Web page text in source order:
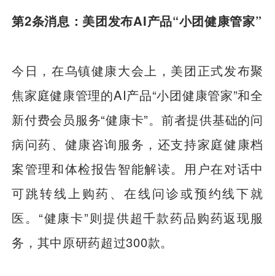
第2条消息：美团发布AI产品“小团健康管家”
今日，在乌镇健康大会上，美团正式发布聚
焦家庭健康管理的AI产品“小团健康管家”和全
新付费会员服务“健康卡”。前者提供基础的问
病问药、健康咨询服务，还支持家庭健康档
案管理和体检报告智能解读。用户在对话中
可跳转线上购药、在线问诊或预约线下就
医。“健康卡”则提供超千款药品购药返现服
务，其中原研药超过300款。